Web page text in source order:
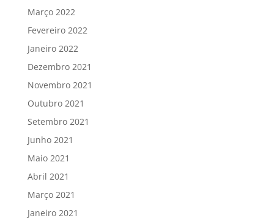
Março 2022
Fevereiro 2022
Janeiro 2022
Dezembro 2021
Novembro 2021
Outubro 2021
Setembro 2021
Junho 2021
Maio 2021
Abril 2021
Março 2021
Janeiro 2021